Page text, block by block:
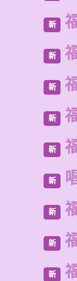
新
新
新
新
新
新
新
新
新